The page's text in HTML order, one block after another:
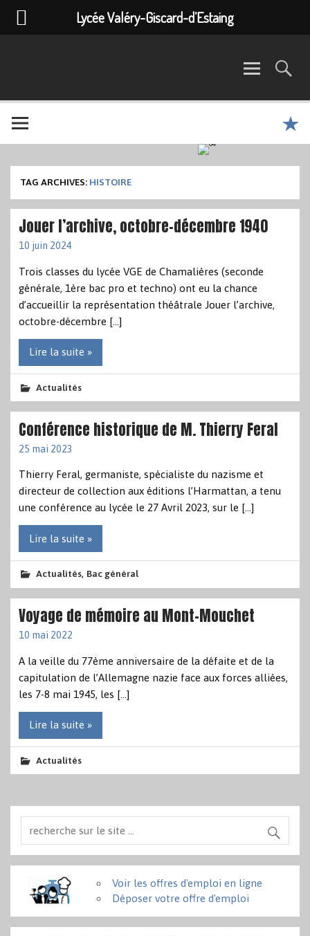
TAG ARCHIVES: HISTOIRE
Jouer l’archive, octobre-décembre 1940
10 juin 2024
Trois classes du lycée VGE de Chamalières (seconde
générale, 1ère bac pro et techno) ont eu la chance
d’accueillir la représentation théâtrale Jouer l’archive,
octobre-décembre […]
Lire la suite »
Actualités
Conférence historique de M. Thierry Feral
25 mai 2023
Thierry Feral, germaniste, spécialiste du nazisme et
directeur de collection aux éditions l’Harmattan, a tenu
une conférence au lycée le 27 Avril 2023, sur le […]
Lire la suite »
Actualités, Bac général
Voyage de mémoire au Mont-Mouchet
10 mai 2022
A la veille du 77ème anniversaire de la défaite et de la
capitulation de l’Allemagne nazie face aux forces alliées,
les 7-8 mai 1945, les […]
Lire la suite »
Actualités
Voir les offres d'emploi en ligne
Déposer votre offre d'emploi
Lycée Valéry-Giscard-d’Estaing